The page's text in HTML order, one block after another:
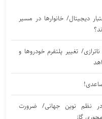
دیجیتال/ خانوار‌ها در مسیر
خط ناترازی/ تغییر پلتفرم خودروها و
در نظم نوین جهانی/ ضرورت
گاز